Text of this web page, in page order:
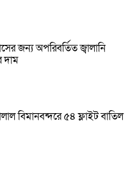
জন্য অপরিবর্তিত জ্বালানি
দাম
বিমানবন্দরে ৫৪ ফ্লাইট বাতিল